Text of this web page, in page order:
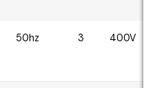
50hz 3 400V